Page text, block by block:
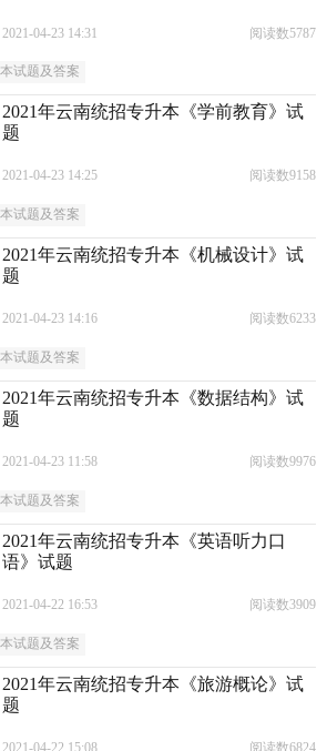
2021-04-23 14:31 阅读数5787
试题及答案
2021年云南统招专升本《学前教育》试
题
2021-04-23 14:25 阅读数9158
试题及答案
2021年云南统招专升本《机械设计》试
题
2021-04-23 14:16 阅读数6233
试题及答案
2021年云南统招专升本《数据结构》试
题
2021-04-23 11:58 阅读数9976
试题及答案
2021年云南统招专升本《英语听力口
语》试题
2021-04-22 16:53 阅读数3909
试题及答案
2021年云南统招专升本《旅游概论》试
题
2021-04-22 15:08 阅读数6824